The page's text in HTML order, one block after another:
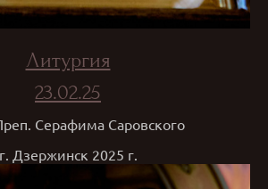
Литургия
23.02.25
Серафима Саровского
г. Дзержинск 2025 г.